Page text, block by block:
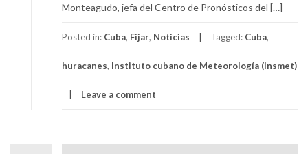
Monteagudo, jefa del Centro de Pronósticos del […]
Posted in: Cuba, Fijar, Noticias Tagged: Cuba,
huracanes, Instituto cubano de Meteorología (Insmet)
Leave a comment